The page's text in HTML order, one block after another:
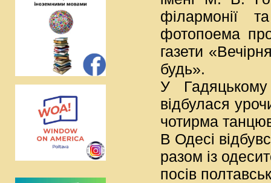
філармонії
фотопоема
газети
будь».
У
відбулася
чотирма
В Одесі
разом із
посів